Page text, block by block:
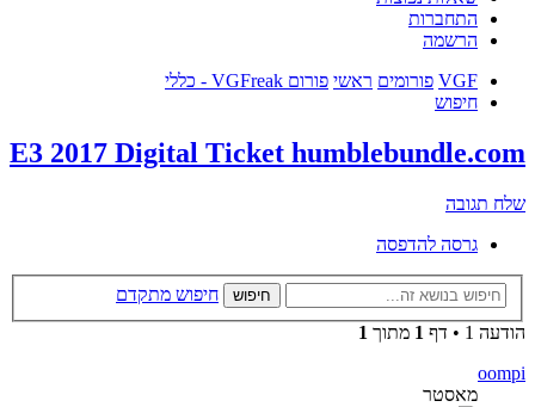
התחברות
הרשמה
VGF פורומים ראשי פורום VGFreak - כללי
חיפוש
E3 2017 Digital Ticket humblebundle.com
שלח תגובה
גרסה להדפסה
חיפוש
חיפוש מתקדם
הודעה 1 • דף
1 מתוך 1
oompi
מאסטר